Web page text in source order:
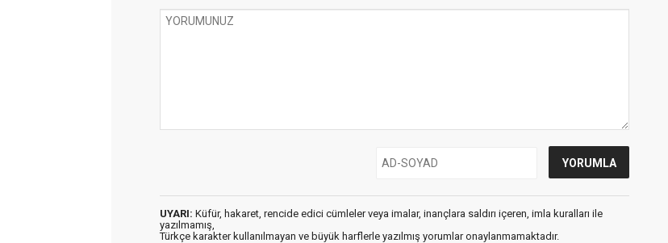
UYARI: Küfür, hakaret, rencide edici cümleler veya imalar, inançlara saldırı içeren, imla kuralları ile
yazılmamış,
Türkçe karakter kullanılmayan ve büyük harflerle yazılmış yorumlar onaylanmamaktadır.